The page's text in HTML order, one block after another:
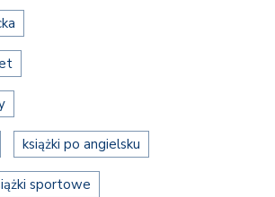
książki po angielsku
sportowe